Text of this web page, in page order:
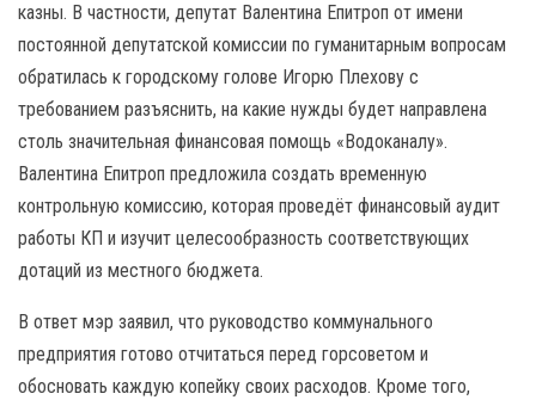
казны. В частности, депутат Валентина Епитроп от имени
постоянной депутатской комиссии по гуманитарным вопросам
обратилась к городскому голове Игорю Плехову с
требованием разъяснить, на какие нужды будет направлена
столь значительная финансовая помощь «Водоканалу».
Валентина Епитроп предложила создать временную
контрольную комиссию, которая проведёт финансовый аудит
работы КП и изучит целесообразность соответствующих
дотаций из местного бюджета.
В ответ мэр заявил, что руководство коммунального
предприятия готово отчитаться перед горсоветом и
обосновать каждую копейку своих расходов. Кроме того,